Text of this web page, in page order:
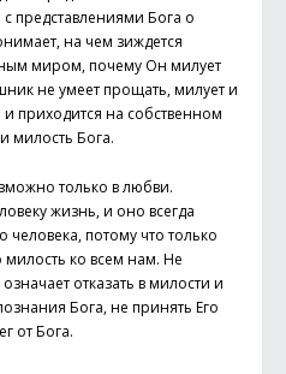
представлениями Бога о
на чем зиждется
миром, почему Он милует
не умеет прощать, милует и
приходится на собственном
милость Бога.
только в любви.
жизнь, и оно всегда
человека, потому что только
милость ко всем нам. Не
отказать в милости и
Бога, не принять Его
от Бога.